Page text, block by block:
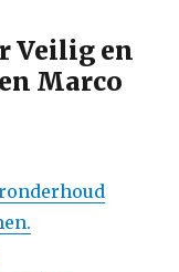
Veilig en
Marco